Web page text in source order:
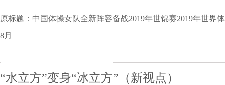
原标题：中国体操女队全新阵容备战2019年世锦赛2019年世
8月
“水立方”变身“冰立方”（新视点）